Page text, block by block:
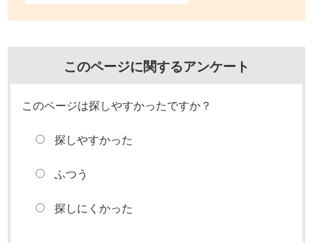
このページに関するアンケート
このページは探しやすかったですか？
探しやすかった
ふつう
探しにくかった